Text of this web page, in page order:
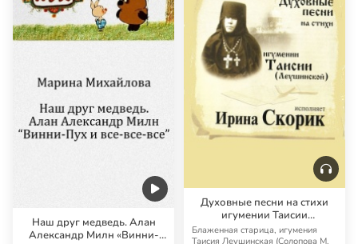
Наш друг медведь. Алан
Александр Милн «Винни-
Духовные песни на стихи
игумении Таисии
(Леушинской)
Блаженная старица, игумения
Таисия Леушинская (Солопова М.